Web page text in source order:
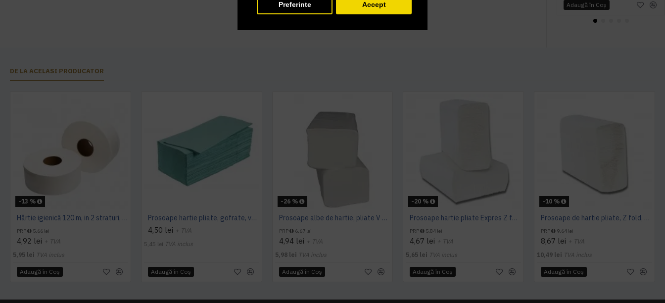
Preferinte Accept Adaugă în Coş
DE LA ACELASI PRODUCATOR
-13 %
Hârtie igienică 120 m, in 2 straturi, extra albă, Mini Jumbo, AQAS
PRP 5,66 lei
4,92 lei + TVA
5,95 lei TVA inclus
Adaugă în Coş
Prosoape hartie pliate, gofrate, verzi, 25 x 23 cm, V fold, 1 strat, AQAS, 250 buc/pachet
4,50 lei + TVA
5,45 lei TVA inclus
Adaugă în Coş
-26 %
Prosoape albe de hartie, pliate V fold, 25 x 23 cm, in 2 straturi, 160 buc/pachet, 20 pac/bax, AQAS
PRP 6,67 lei
4,94 lei + TVA
5,98 lei TVA inclus
Adaugă în Coş
-20 %
Prosoape hartie pliate Expres Z fold, 160 buc / pachet, 2 straturi, 21 x 23 cm, 12 pac / bax, AQAS
PRP 5,84 lei
4,67 lei + TVA
5,65 lei TVA inclus
Adaugă în Coş
-10 %
Prosoape de hartie pliate, Z fold, 2 straturi, 23 x 23 cm, AQAS, 200 buc/pachet
PRP 9,64 lei
8,67 lei + TVA
10,49 lei TVA inclus
Adaugă în Coş